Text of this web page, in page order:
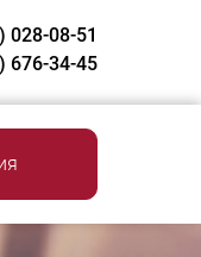
028-08-51
676-34-45